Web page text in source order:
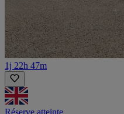
1j 22h 47m
Réserve atteinte